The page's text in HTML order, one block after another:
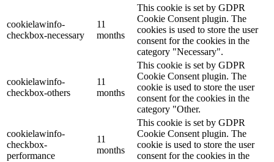
cookielawinfo-
checkbox-necessary
11
months
This cookie is set by GDPR
Cookie Consent plugin. The
cookies is used to store the user
consent for the cookies in the
category "Necessary".
cookielawinfo-
checkbox-others
11
months
This cookie is set by GDPR
Cookie Consent plugin. The
cookie is used to store the user
consent for the cookies in the
category "Other.
cookielawinfo-
checkbox-
performance
11
months
This cookie is set by GDPR
Cookie Consent plugin. The
cookie is used to store the user
consent for the cookies in the